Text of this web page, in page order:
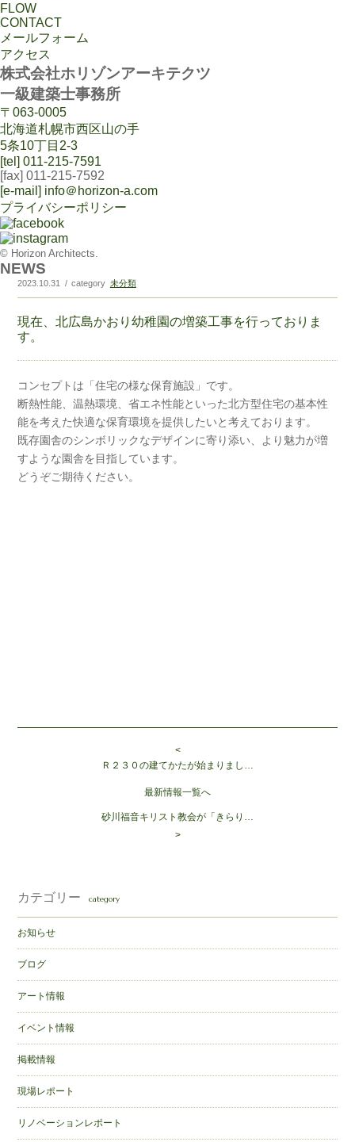
FLOW
CONTACT
メールフォーム
アクセス
株式会社ホリゾンアーキテクツ
一級建築士事務所
〒063-0005
北海道札幌市西区山の手
5条10丁目2-3
[tel] 011-215-7591
[fax] 011-215-7592
[e-mail] info＠horizon-a.com
プライバシーポリシー
© Horizon Architects.
NEWS
2023.10.31 category 未分類
現在、北広島かおり幼稚園の増築工事を行っておりま
す。
コンセプトは「住宅の様な保育施設」です。
断熱性能、温熱環境、省エネ性能といった北方型住宅の基本性
能を考えた快適な保育環境を提供したいと考えております。
既存園舎のシンボリックなデザインに寄り添い、より魅力が増
すような園舎を目指しています。
どうぞご期待ください。
<
Ｒ２３０の建てかたが始まりまし…
最新情報一覧へ
砂川福音キリスト教会が「きらり…
>
カテゴリー category
お知らせ
ブログ
アート情報
イベント情報
掲載情報
現場レポート
リノベーションレポート